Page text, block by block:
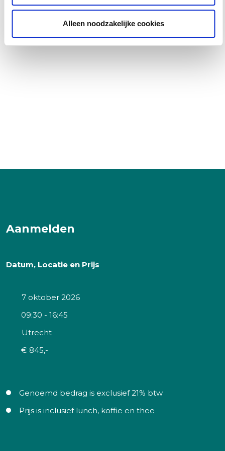
Alleen noodzakelijke cookies
Aanmelden
Datum, Locatie en Prijs
7 oktober 2026
09:30 - 16:45
Utrecht
€ 845,-
Genoemd bedrag is exclusief 21% btw
Prijs is inclusief lunch, koffie en thee